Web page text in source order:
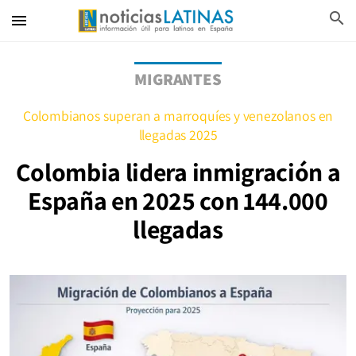
menu search
MIGRANTES
Colombianos superan a marroquíes y venezolanos en
llegadas 2025
Colombia lidera inmigración a
España en 2025 con 144.000
llegadas